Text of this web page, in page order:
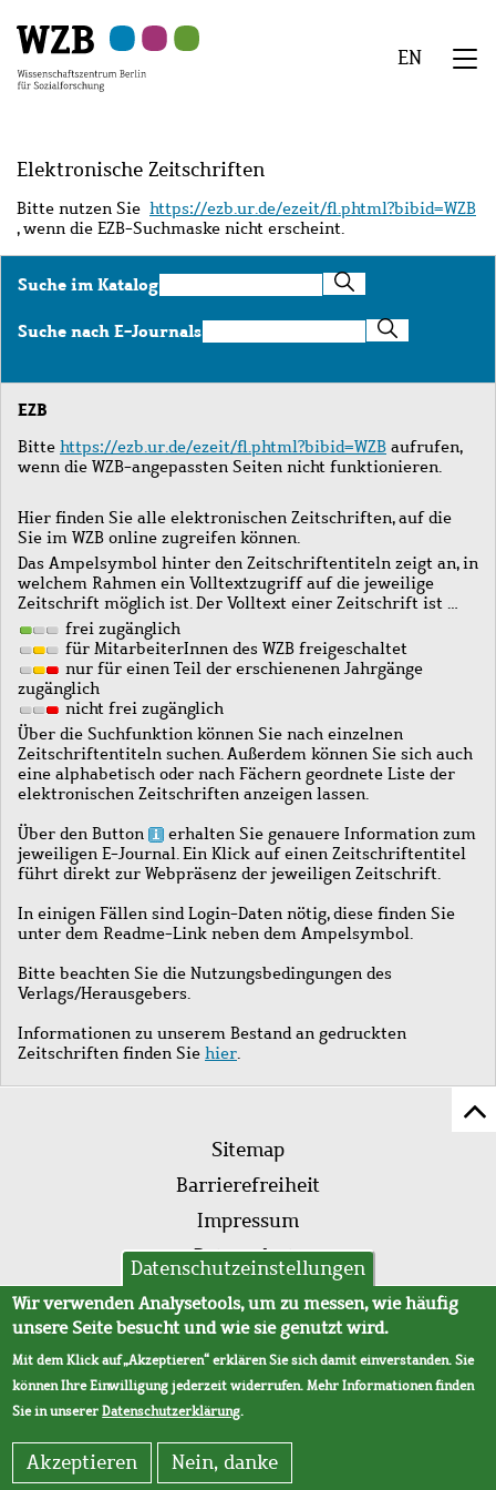
Hauptinhalt
springen
Navigation
springen
Suche
springen
Sekundärnavigation
springen
Fußzeile
springen
EN
Elektronische Zeitschriften
Bitte nutzen Sie https://ezb.ur.de/ezeit/fl.phtml?bibid=WZB
, wenn die EZB-Suchmaske nicht erscheint.
Suche im KatalogSuche
im
Katalog
Suche nach E-JournalsSuche
nach
Journals
EZB
Bitte https://ezb.ur.de/ezeit/fl.phtml?bibid=WZB aufrufen,
wenn die WZB-angepassten Seiten nicht funktionieren.
Hier finden Sie alle elektronischen Zeitschriften, auf die
Sie im WZB online zugreifen können.
Das Ampelsymbol hinter den Zeitschriftentiteln zeigt an, in
welchem Rahmen ein Volltextzugriff auf die jeweilige
Zeitschrift möglich ist. Der Volltext einer Zeitschrift ist …
frei zugänglich
für MitarbeiterInnen des WZB freigeschaltet
nur für einen Teil der erschienenen Jahrgänge
zugänglich
nicht frei zugänglich
Über die Suchfunktion können Sie nach einzelnen
Zeitschriftentiteln suchen. Außerdem können Sie sich auch
eine alphabetisch oder nach Fächern geordnete Liste der
elektronischen Zeitschriften anzeigen lassen.
Über den Button
erhalten Sie genauere Information zum
jeweiligen E-Journal. Ein Klick auf einen Zeitschriftentitel
führt direkt zur Webpräsenz der jeweiligen Zeitschrift.
In einigen Fällen sind Login-Daten nötig, diese finden Sie
unter dem Readme-Link neben dem Ampelsymbol.
Bitte beachten Sie die Nutzungsbedingungen des
Verlags/Herausgebers.
Informationen zu unserem Bestand an gedruckten
Zeitschriften finden Sie hier.
Fußleistenmenü
Sitemap
Barrierefreiheit
Impressum
Datenschutz
AVB
Datenschutzeinstellungen
Wir verwenden Analysetools, um zu messen, wie häufig
unsere Seite besucht und wie sie genutzt wird.
Mit dem Klick auf „Akzeptieren“ erklären Sie sich damit einverstanden. Sie
können Ihre Einwilligung jederzeit widerrufen. Mehr Informationen finden
Sie in unsererDatenschutzerklärung.
Akzeptieren Nein, danke